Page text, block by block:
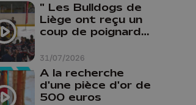
31/07/2026
" Les Bulldogs de
Liège ont reçu un
coup de poignard
A la recherche
d'une pièce d'or de
500 euros